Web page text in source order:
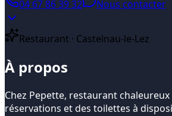
04 67 86 39 32
Nous contacter
Restaurant · Castelnau-le-Lez
À propos
Chez Pepette, restaurant
réservations et des toilettes à